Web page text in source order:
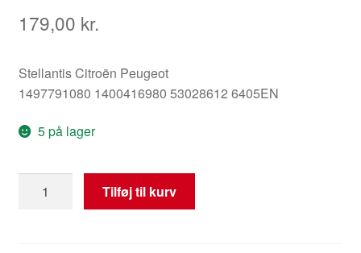
179,00 kr.
Stellantis Citroën Peugeot
1497791080 1400416980 53028612 6405EN
5 på lager
Tilføj til kurv